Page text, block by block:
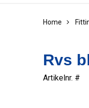
Home
Rvs
Artikelnr. #